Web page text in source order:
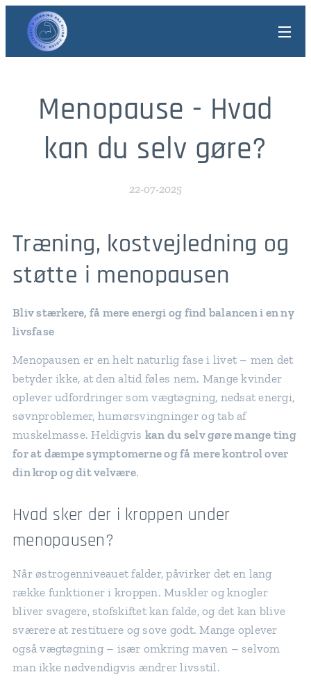
Menopause - Hvad
kan du selv gøre?
22-07-2025
Træning, kostvejledning og
støtte i menopausen
Bliv stærkere, få mere energi og find balancen i en ny
livsfase
Menopausen er en helt naturlig fase i livet – men det
betyder ikke, at den altid føles nem. Mange kvinder
oplever udfordringer som vægtøgning, nedsat energi,
søvnproblemer, humørsvingninger og tab af
muskelmasse. Heldigvis kan du selv gøre mange ting
for at dæmpe symptomerne og få mere kontrol over
din krop og dit velvære.
Hvad sker der i kroppen under
menopausen?
Når østrogenniveauet falder, påvirker det en lang
række funktioner i kroppen. Muskler og knogler
bliver svagere, stofskiftet kan falde, og det kan blive
sværere at restituere og sove godt. Mange oplever
også vægtøgning – især omkring maven – selvom
man ikke nødvendigvis ændrer livsstil.